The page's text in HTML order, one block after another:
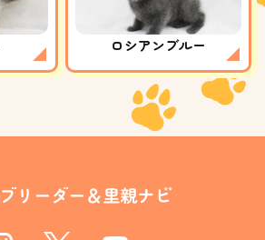
ロシアンブルー